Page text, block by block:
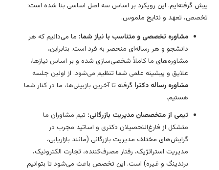
گرفته‌ایم. این رویکرد بر اساس سه اصل اساسی بنا شده است:
تعهد و نتایج ملموس.
مشاوره تخصصی و متناسب با نیاز شما: ما می‌دانیم که هر
دانشجو و هر رساله‌ای منحصر به فرد است. بنابراین،
مشاوره‌های ما کاملاً شخصی‌سازی شده و بر اساس نیازها،
علایق و پیشینه علمی شما تنظیم می‌شود. از اولین جلسه
مشاوره رساله دکترا گرفته تا آخرین بازبینی‌ها، ما در کنار شما
هستیم.
تیمی از متخصصان مدیریت بازرگانی:تیم مشاوران ما
متشکل از فارغ‌التحصیلان دکتری و اساتید مجرب در
گرایش‌های مختلف مدیریت بازرگانی (مانند بازاریابی،
مدیریت استراتژیک، رفتار مصرف‌کننده، تجارت الکترونیک،
برندینگ و غیره) است. این تخصص باعث می‌شود تا بتوانیم